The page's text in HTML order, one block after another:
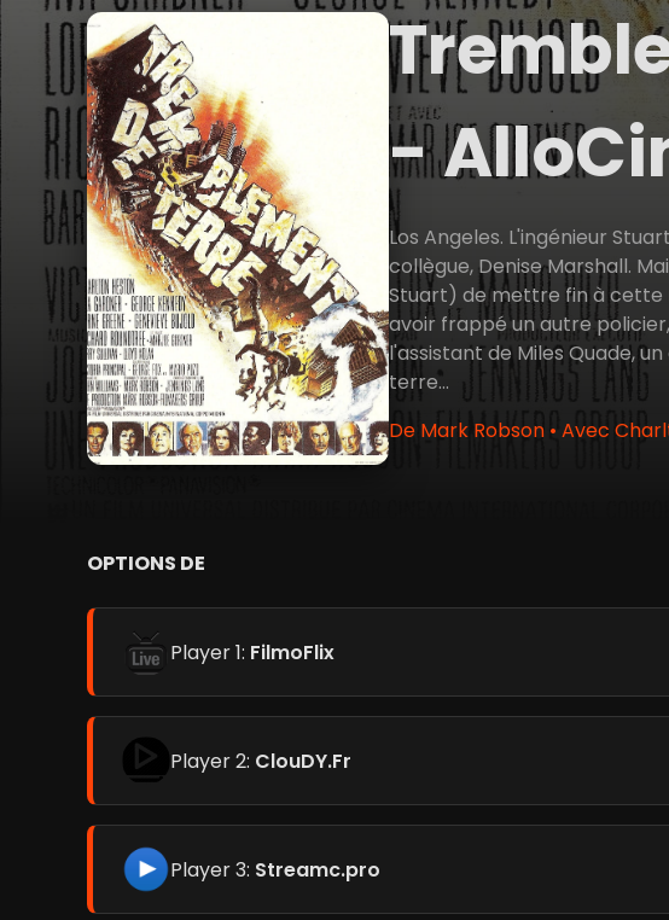
-
Los Angeles. L'ingénieur
collègue, Denise Marshall.
Stuart) de mettre fin à cette
avoir frappé un autre
l'assistant de Miles Quade,
terre...
De Mark Robson • Avec
OPTIONS DE
Player 1: FilmoFlix
Player 2: ClouDY.Fr
Player 3: Streamc.pro